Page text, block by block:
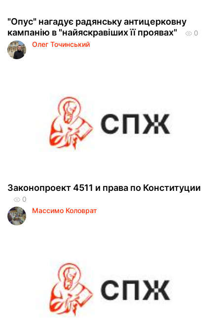
"Опус" нагадує радянську антицерковну
кампанію в "найяскравіших її проявах"
0
Олег Точинський
Законопроект 4511 и права по Конституции
0
Массимо Коловрат